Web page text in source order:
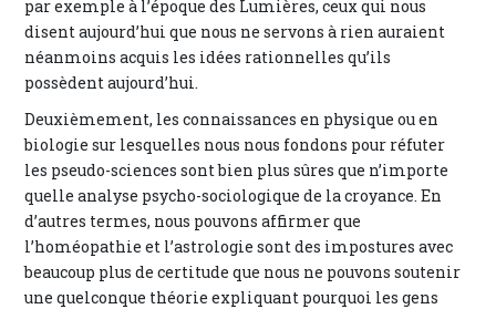
par exemple à l’époque des Lumières, ceux qui nous
disent aujourd’hui que nous ne servons à rien auraient
néanmoins acquis les idées rationnelles qu’ils
possèdent aujourd’hui.
Deuxièmement, les connaissances en physique ou en
biologie sur lesquelles nous nous fondons pour réfuter
les pseudo-sciences sont bien plus sûres que n’importe
quelle analyse psycho-sociologique de la croyance. En
d’autres termes, nous pouvons affirmer que
l’homéopathie et l’astrologie sont des impostures avec
beaucoup plus de certitude que nous ne pouvons soutenir
une quelconque théorie expliquant pourquoi les gens